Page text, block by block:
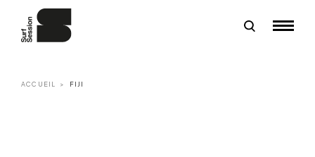
ACCUEIL FIJI